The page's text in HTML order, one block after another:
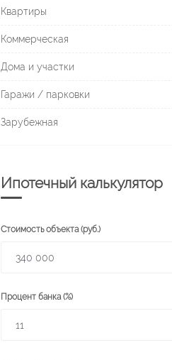
Квартиры
Коммерческая
Дома и участки
Гаражи / парковки
Зарубежная
Ипотечный калькулятор
Стоимость объекта (руб.)
Процент банка (%)